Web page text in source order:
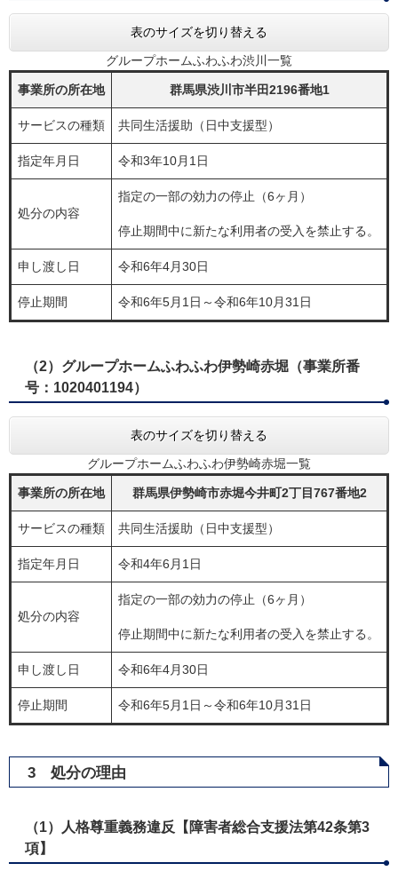
表のサイズを切り替える
グループホームふわふわ渋川一覧
事業所の所在地 群馬県渋川市半田2196番地1
サービスの種類 共同生活援助（日中支援型）
指定年月日 令和3年10月1日
処分の内容
指定の一部の効力の停止（6ヶ月）
停止期間中に新たな利用者の受入を禁止する。
申し渡し日 令和6年4月30日
停止期間 令和6年5月1日～令和6年10月31日
（2）グループホームふわふわ伊勢崎赤堀（事業所番
号：1020401194）
表のサイズを切り替える
グループホームふわふわ伊勢崎赤堀一覧
事業所の所在地 群馬県伊勢崎市赤堀今井町2丁目767番地2
サービスの種類 共同生活援助（日中支援型）
指定年月日 令和4年6月1日
処分の内容
指定の一部の効力の停止（6ヶ月）
停止期間中に新たな利用者の受入を禁止する。
申し渡し日 令和6年4月30日
停止期間 令和6年5月1日～令和6年10月31日
3 処分の理由
（1）人格尊重義務違反【障害者総合支援法第42条第3
項】​